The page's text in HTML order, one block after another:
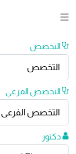
التخصص
التخصص الفرعي
دكتور